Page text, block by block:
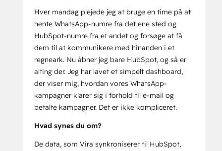
Hver mandag plejede jeg at bruge en time på at
hente WhatsApp-numre fra det ene sted og
HubSpot-numre fra et andet og forsøge at få
dem til at kommunikere med hinanden i et
regneark. Nu åbner jeg bare HubSpot, og så er
alting der. Jeg har lavet et simpelt dashboard,
der viser mig, hvordan vores WhatsApp-
kampagner klarer sig i forhold til e-mail og
betalte kampagner. Det er ikke kompliceret.
Hvad synes du om?
De data, som Vira synkroniserer til HubSpot,